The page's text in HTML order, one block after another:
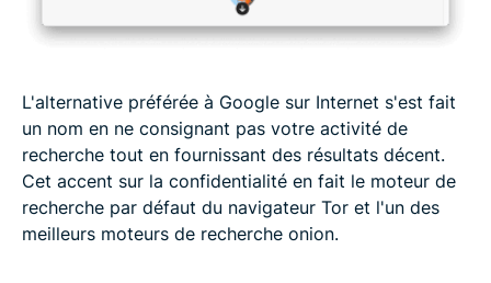
L'alternative préférée à Google sur Internet s'est fait
un nom en ne consignant pas votre activité de
recherche tout en fournissant des résultats décent.
Cet accent sur la confidentialité en fait le moteur de
recherche par défaut du navigateur Tor et l'un des
meilleurs moteurs de recherche onion.